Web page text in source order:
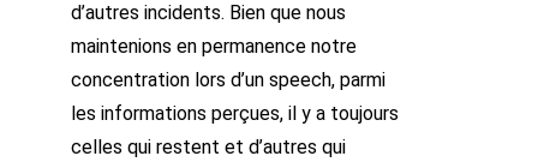
d’autres incidents. Bien que nous
maintenions en permanence notre
concentration lors d’un speech, parmi
les informations perçues, il y a toujours
celles qui restent et d’autres qui